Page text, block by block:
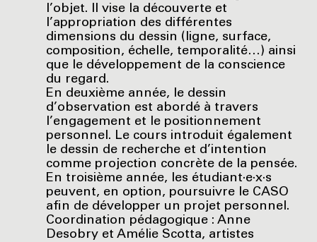
l’objet. Il vise la découverte et
l’appropriation des différentes
dimensions du dessin (ligne, surface,
composition, échelle, temporalité…) ainsi
que le développement de la conscience
du regard.
En deuxième année, le dessin
d’observation est abordé à travers
l’engagement et le positionnement
personnel. Le cours introduit également
le dessin de recherche et d’intention
comme projection concrète de la pensée.
En troisième année, les étudiant·e·x·s
peuvent, en option, poursuivre le CASO
afin de développer un projet personnel.
Coordination pédagogique : Anne
Desobry et Amélie Scotta, artistes